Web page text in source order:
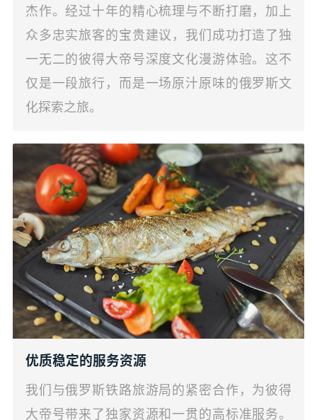
杰作。经过十年的精心梳理与不断打磨，加上
众多忠实旅客的宝贵建议，我们成功打造了独
一无二的彼得大帝号深度文化漫游体验。这不
仅是一段旅行，而是一场原汁原味的俄罗斯文
化探索之旅。
优质稳定的服务资源
我们与俄罗斯铁路旅游局的紧密合作，为彼得
大帝号带来了独家资源和一贯的高标准服务。